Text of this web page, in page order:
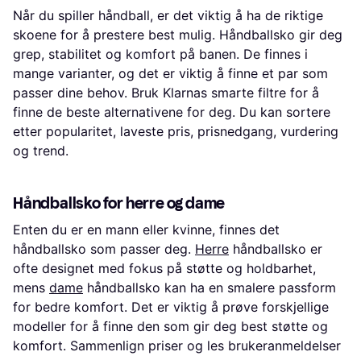
Når du spiller håndball, er det viktig å ha de riktige
skoene for å prestere best mulig. Håndballsko gir deg
grep, stabilitet og komfort på banen. De finnes i
mange varianter, og det er viktig å finne et par som
passer dine behov. Bruk Klarnas smarte filtre for å
finne de beste alternativene for deg. Du kan sortere
etter popularitet, laveste pris, prisnedgang, vurdering
og trend.
Håndballsko for herre og dame
Enten du er en mann eller kvinne, finnes det
håndballsko som passer deg. Herre håndballsko er
ofte designet med fokus på støtte og holdbarhet,
mens dame håndballsko kan ha en smalere passform
for bedre komfort. Det er viktig å prøve forskjellige
modeller for å finne den som gir deg best støtte og
komfort. Sammenlign priser og les brukeranmeldelser